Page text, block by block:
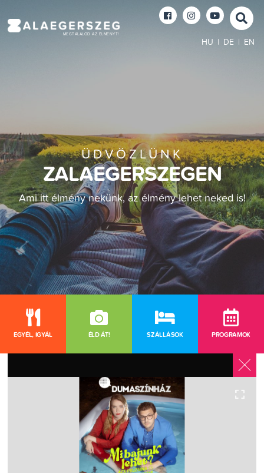
MEGTALÁLOD AZ ÉLMÉNYT!
HU DE EN
ÜDVÖZLÜNK
ZALAEGERSZEGEN
Ami itt élmény nekünk, az élmény lehet neked is!
EGYÉL, IGYÁL ÉLD ÁT! SZÁLLÁSOK PROGRAMOK